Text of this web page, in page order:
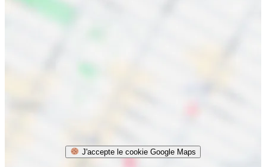
J'accepte le cookie Google Maps